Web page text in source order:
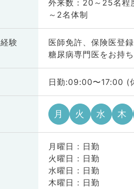
外来数：20～25名程
～2名体制
経験
医師免許、保険医登
糖尿病専門医をお持
日勤:09:00〜17:00 (
月 火 水 木
月曜日 : 日勤
火曜日 : 日勤
水曜日 : 日勤
木曜日 : 日勤